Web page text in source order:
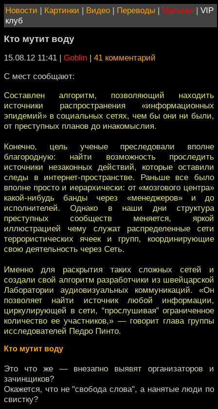
Новости | Картинки | Видео | Переводы | Магазин | VIP
клуб
Кто мутит воду
15.08.12 11:41 | Goblin | 41 комментарий
С мест сообщают:
Составлен алгоритм, позволяющий находить
источники распространения «информационных
эпидемий» в социальных сетях, чем бы они ни были,
от преступных планов до инакомыслия.
Конечно, цель ученые преследовали вполне
благородную: найти возможность проследить
источники незаконных действий, которые оставили
следы в интернет-пространстве. Раньше все было
вполне просто и иерархически: от «мозгового центра»
какой-нибудь банды через «менеджеров» и до
исполнителей. Однако в наши дни структура
преступных сообществ меняется, яркой
иллюстрацией чему служат распределенные сети
террористических ячеек и групп, координирующие
свою деятельность через Сеть.
Именно для раскрытия таких сложных сетей и
создали свой алгоритм разработчики из швейцарской
Лаборатории аудиовизуальных коммуникаций. «Он
позволяет найти источник любой информации,
циркулирующей в сети, “прослушивая” ограниченное
количество ее участников,» — говорит глава группы
исследователей Педро Пинто.
Кто мутит воду
Это что же — внезапно выявят организаторов и
зачинщиков?
Окажется, что не "свобода слова", а нанятые люди по
свистку?